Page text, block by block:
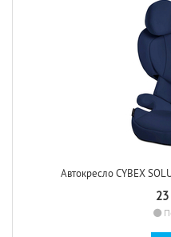
Автокресло CYBEX